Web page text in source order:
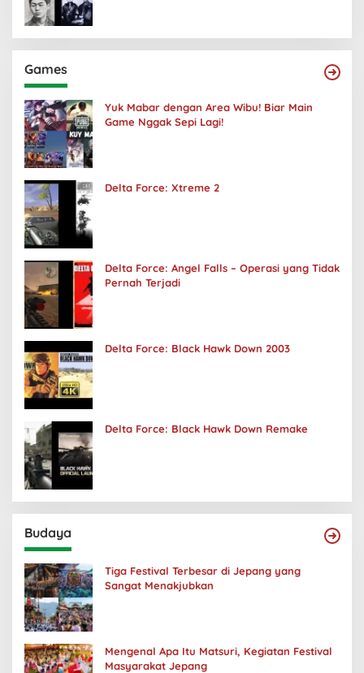
Games
Yuk Mabar dengan Area Wibu! Biar Main
Game Nggak Sepi Lagi!
Delta Force: Xtreme 2
Delta Force: Angel Falls – Operasi yang Tidak
Pernah Terjadi
Delta Force: Black Hawk Down 2003
Delta Force: Black Hawk Down Remake
Budaya
Tiga Festival Terbesar di Jepang yang
Sangat Menakjubkan
Mengenal Apa Itu Matsuri, Kegiatan Festival
Masyarakat Jepang